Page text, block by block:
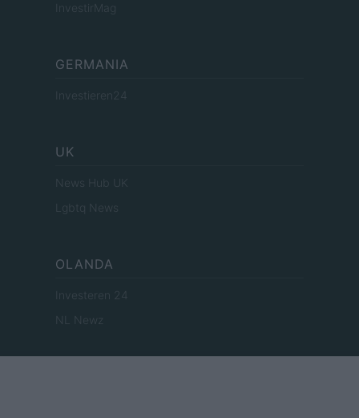
InvestirMag
GERMANIA
Investieren24
UK
News Hub UK
Lgbtq News
OLANDA
Investeren 24
NL Newz